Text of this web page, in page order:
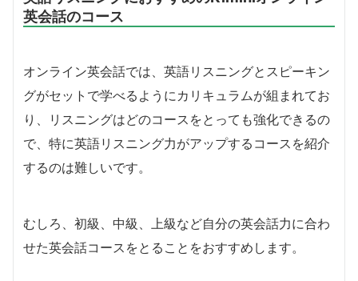
英会話のコース
オンライン英会話では、英語リスニングとスピーキン
グがセットで学べるようにカリキュラムが組まれてお
り、リスニングはどのコースをとっても強化できるの
で、特に英語リスニング力がアップするコースを紹介
するのは難しいです。
むしろ、初級、中級、上級など自分の英会話力に合わ
せた英会話コースをとることをおすすめします。